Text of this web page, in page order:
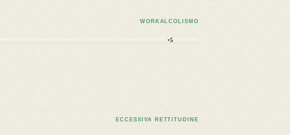
WORKALCOLISMO
+5
ECCESSIVA RETTITUDINE